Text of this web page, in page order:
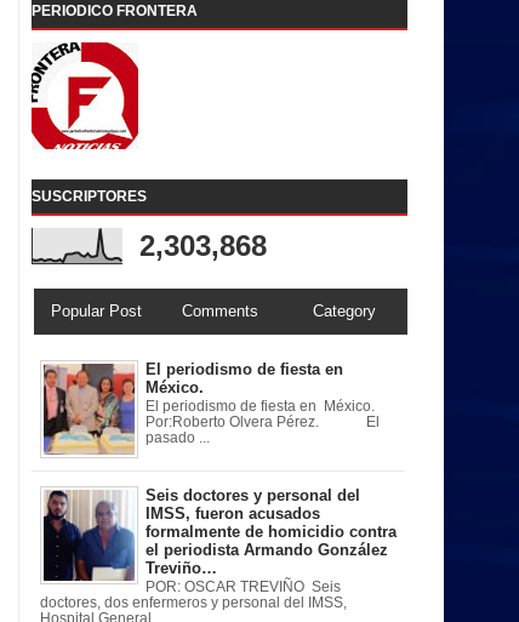
PERIODICO FRONTERA
SUSCRIPTORES
2,303,868
Popular Post Comments Category
El periodismo de fiesta en
México.
El periodismo de fiesta en México.
Por:Roberto Olvera Pérez. El
pasado ...
Seis doctores y personal del
IMSS, fueron acusados
formalmente de homicidio contra
el periodista Armando González
Treviño…
POR: OSCAR TREVIÑO Seis
doctores, dos enfermeros y personal del IMSS,
Hospital General ...